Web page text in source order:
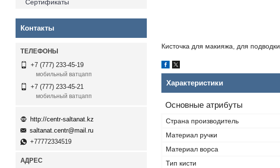
Кисточка для макияжа, для подводки
Характеристики
Основные атрибуты
Страна производитель
Материал ручки
Материал ворса
Тип кисти
Сертификаты
Контакты
+7 (777) 233-45-19
мобильный ватцапп
+7 (777) 233-45-21
мобильный ватцапп
http://centr-saltanat.kz
saltanat.centr@mail.ru
+77772334519